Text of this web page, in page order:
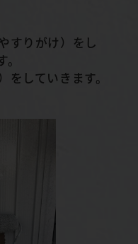
すりがけ）をし
していきます。